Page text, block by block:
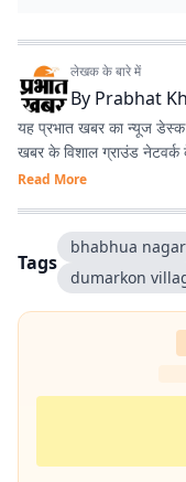
लेखक के बारे में
By Prabhat
यह प्रभात खबर का न्यूज डेस्क
खबर के विशाल ग्राउंड नेटवर्क
Read More
Tags
bhabhua nagar
dumarkon